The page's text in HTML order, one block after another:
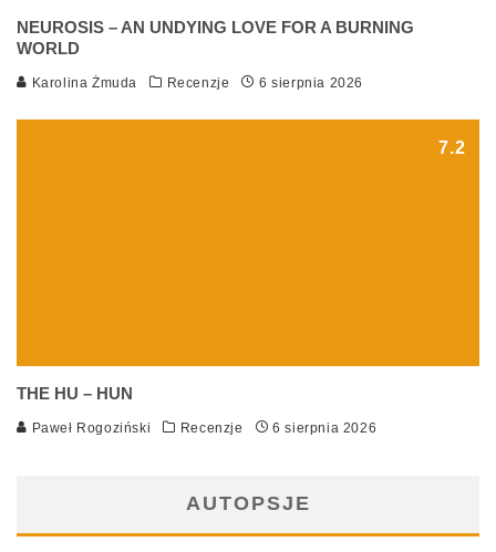
NEUROSIS – AN UNDYING LOVE FOR A BURNING
WORLD
Karolina Żmuda Recenzje 6 sierpnia 2026
7.2
THE HU – HUN
Paweł Rogoziński Recenzje 6 sierpnia 2026
AUTOPSJE